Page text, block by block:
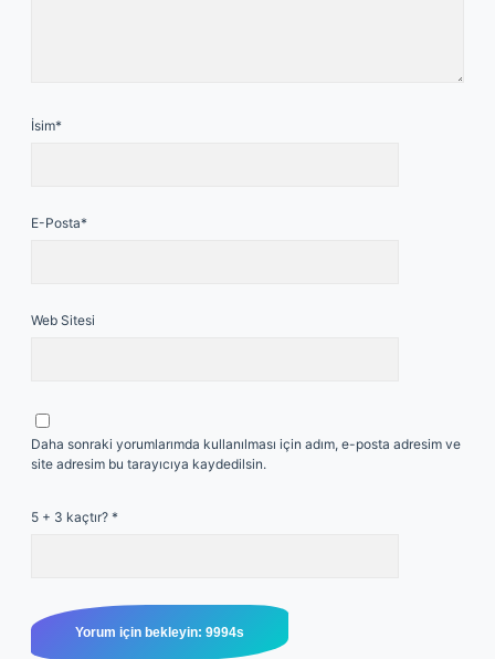
İsim*
E-Posta*
Web Sitesi
Daha sonraki yorumlarımda kullanılması için adım, e-posta adresim ve
site adresim bu tarayıcıya kaydedilsin.
5 + 3 kaçtır? *